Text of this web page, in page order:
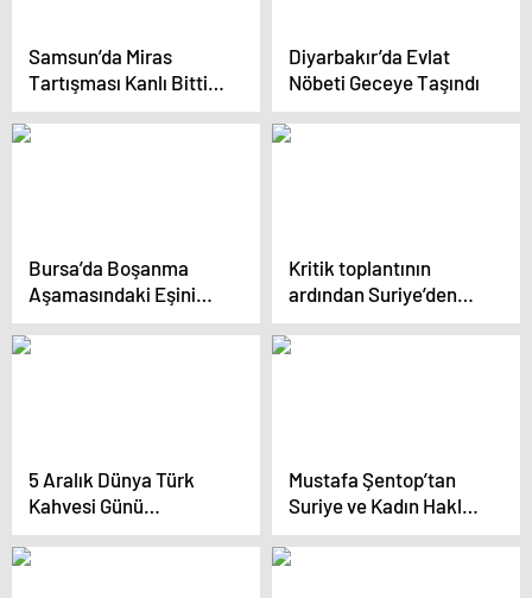
Samsun’da Miras
Tartışması Kanlı Bitti: 1
El Bombası ve Çok
Sayıda Silah Ele
Diyarbakır’da Evlat
Nöbeti Geceye Taşındı
Bursa’da Boşanma
Aşamasındaki Eşini
Öldüren Adam İntihar
Etti
Kritik toplantının
ardından Suriye’den
açıklama: Türkiye’yi
davet edeceğiz
5 Aralık Dünya Türk
Kahvesi Günü
Lefkoşa’da Kutlandı
Mustafa Şentop’tan
Suriye ve Kadın Hakları
Vurgusu